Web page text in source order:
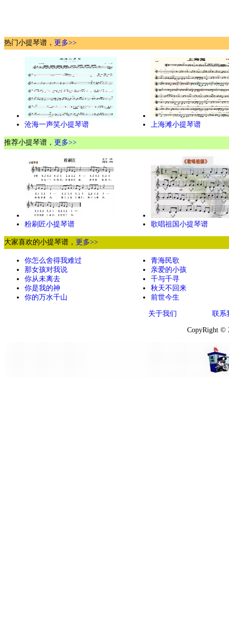
热门小提琴谱， 更多>>
沧海一声笑小提琴谱 上海滩小提琴谱
推荐小提琴谱， 更多>>
粉刷匠小提琴谱 歌唱祖国小提琴谱
大家喜欢的小提琴谱， 更多>>
你怎么舍得我难过
那女孩对我说
你从未离去
你是我的神
你的万水千山
青海民歌
亲爱的小孩
千与千寻
秋天不回来
前世今生
关于我们 联系
CopyRight ©